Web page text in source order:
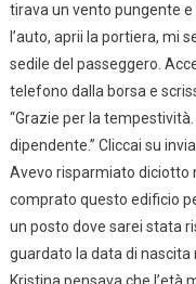
tirava un vento pungente e
l’auto, aprii la portiera, mi
sedile del passeggero.
telefono dalla borsa e
“Grazie per la
dipendente.” Cliccai su
Avevo risparmiato diciotto
comprato questo edificio
un posto dove sarei stata
guardato la data di nascita